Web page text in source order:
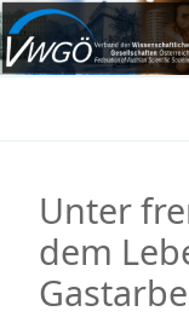
Zum
Inhalt
springenVWGÖ
Federation of
Unter
dem